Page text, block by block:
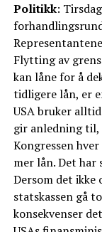
Politikk:
Flytting av
kan låne for å
tidligere lån, er
USA bruker
gir anledning
Kongressen
mer lån. Det har
Dersom det ikke
statskassen gå
konsekvenser